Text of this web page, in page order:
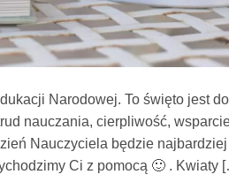
Narodowej. To święto jest
nauczania, cierpliwość,
Nauczyciela będzie
Ci z pomocą 🙂 . Kwiaty